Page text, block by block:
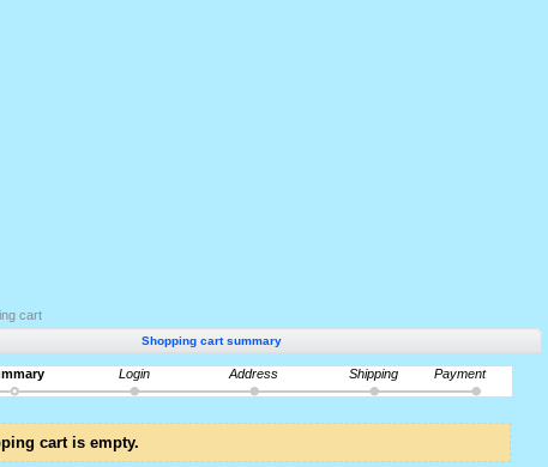
cart
Shopping cart summary
Login Address Shipping Payment
cart is empty.